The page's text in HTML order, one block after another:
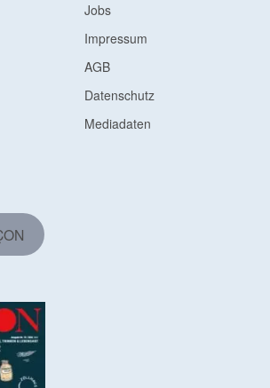
Jobs
Impressum
AGB
Datenschutz
Mediadaten